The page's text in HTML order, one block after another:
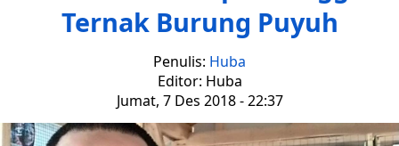
Ternak Burung Puyuh
Penulis: Huba
Editor: Huba
Jumat, 7 Des 2018 - 22:37